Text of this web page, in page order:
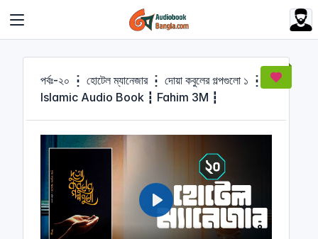
পর্বঃ-২০ ┇ হোটেল ম্যানেজার ┇ দোয়া কবুলের গল্পগুলো ১ ┇
Islamic Audio Book ┇ Fahim 3M ┇
P
l